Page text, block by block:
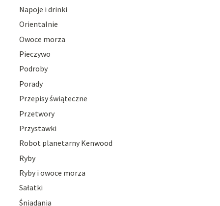
Napoje i drinki
Orientalnie
Owoce morza
Pieczywo
Podroby
Porady
Przepisy świąteczne
Przetwory
Przystawki
Robot planetarny Kenwood
Ryby
Ryby i owoce morza
Sałatki
Śniadania